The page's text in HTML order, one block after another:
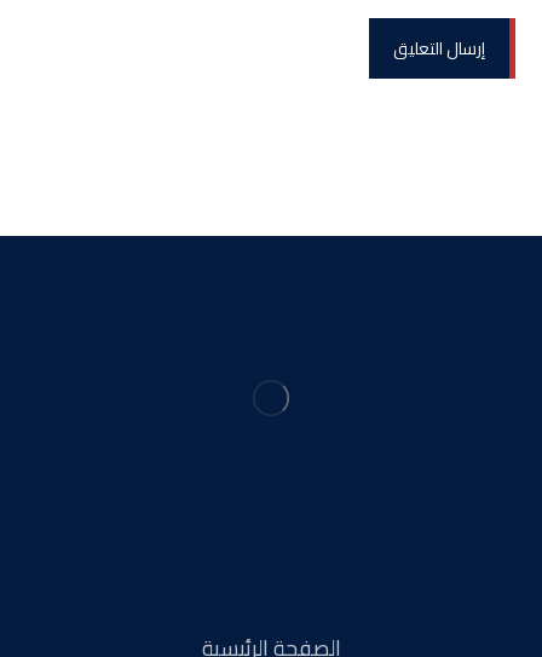
الصفحة الرئيسية